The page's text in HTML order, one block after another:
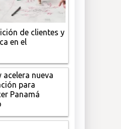
de clientes y
en el
acelera nueva
para
Panamá